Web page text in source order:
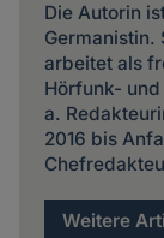
Die Autorin
Germanistin.
arbeitet als
Hörfunk-
a.
2016 bis
Weitere